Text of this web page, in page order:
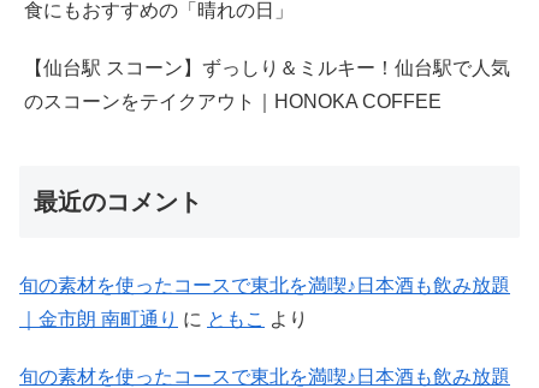
食にもおすすめの「晴れの日」
【仙台駅 スコーン】ずっしり＆ミルキー！仙台駅で人気
のスコーンをテイクアウト｜HONOKA COFFEE
最近のコメント
旬の素材を使ったコースで東北を満喫♪日本酒も飲み放題
｜金市朗 南町通り に ともこ より
旬の素材を使ったコースで東北を満喫♪日本酒も飲み放題